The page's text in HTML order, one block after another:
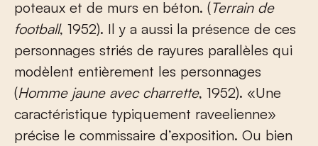
poteaux et de murs en béton. (Terrain de
football, 1952). Il y a aussi la présence de ces
personnages striés de rayures parallèles qui
modèlent entièrement les personnages
(Homme jaune avec charrette, 1952). «Une
caractéristique typiquement raveelienne»
précise le commissaire d’exposition. Ou bien